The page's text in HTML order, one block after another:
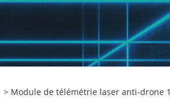
> Module de télémétrie laser anti-drone